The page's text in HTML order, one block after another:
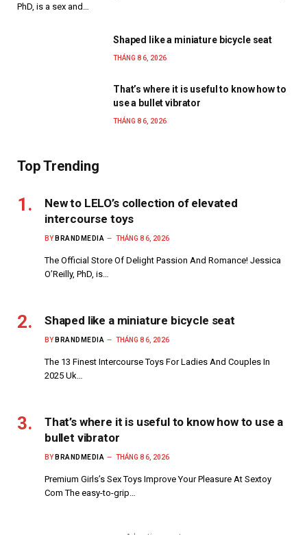
PhD, is a sex and…
Shaped like a miniature bicycle seat
THÁNG 8 6, 2026
That’s where it is useful to know how to
use a bullet vibrator
THÁNG 8 6, 2026
Top Trending
New to LELO’s collection of elevated
intercourse toys
BY BRANDMEDIA THÁNG 8 6, 2026
The Official Store Of Delight Passion And Romance! Jessica
O’Reilly, PhD, is…
Shaped like a miniature bicycle seat
BY BRANDMEDIA THÁNG 8 6, 2026
The 13 Finest Intercourse Toys For Ladies And Couples In
2025 Uk…
That’s where it is useful to know how to use a
bullet vibrator
BY BRANDMEDIA THÁNG 8 6, 2026
Premium Girls’s Sex Toys Improve Your Pleasure At Sextoy
Com The easy-to-grip…